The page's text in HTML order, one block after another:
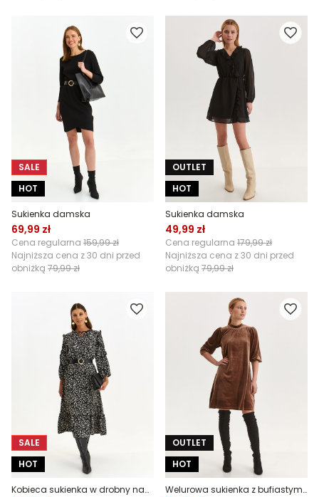
SALE
HOT
Sukienka damska
69,99 zł
Cena regularna 159,99 zł
Najniższa cena z 30 dni przed
obniżką 79,99 zł
OUTLET
HOT
Sukienka damska
49,99 zł
Cena regularna 179,99 zł
Najniższa cena z 30 dni przed
obniżką 79,99 zł
SALE
HOT
Kobieca sukienka w drobny nadruk kwiatowy
OUTLET
HOT
Welurowa sukienka z bufiastymi rękawami